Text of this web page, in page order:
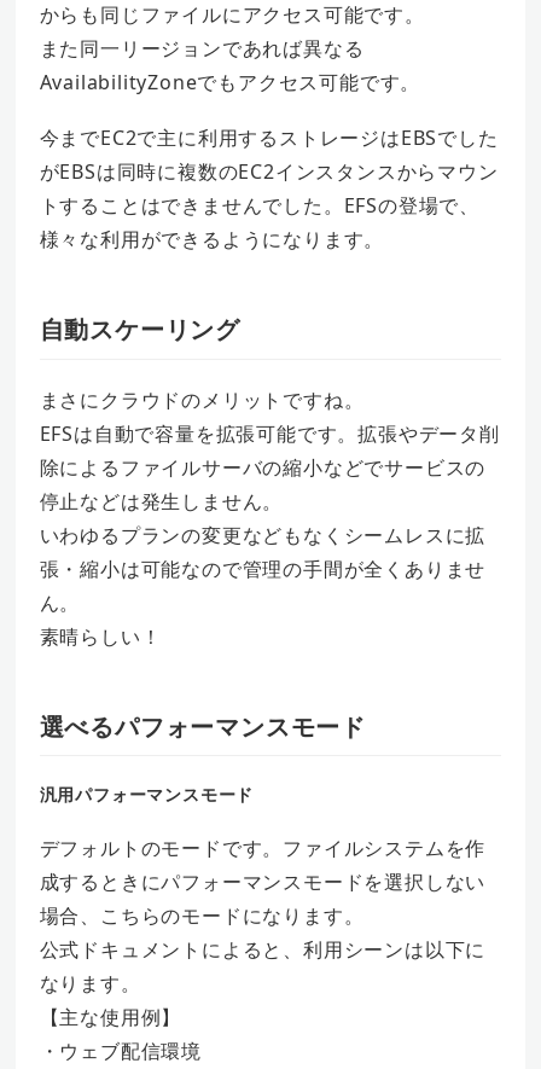
からも同じファイルにアクセス可能です。
また同一リージョンであれば異なる
AvailabilityZoneでもアクセス可能です。
今までEC2で主に利用するストレージはEBSでした
がEBSは同時に複数のEC2インスタンスからマウン
トすることはできませんでした。EFSの登場で、
様々な利用ができるようになります。
自動スケーリング
まさにクラウドのメリットですね。
EFSは自動で容量を拡張可能です。拡張やデータ削
除によるファイルサーバの縮小などでサービスの
停止などは発生しません。
いわゆるプランの変更などもなくシームレスに拡
張・縮小は可能なので管理の手間が全くありませ
ん。
素晴らしい！
選べるパフォーマンスモード
汎用パフォーマンスモード
デフォルトのモードです。ファイルシステムを作
成するときにパフォーマンスモードを選択しない
場合、こちらのモードになります。
公式ドキュメントによると、利用シーンは以下に
なります。
【主な使用例】
・ウェブ配信環境